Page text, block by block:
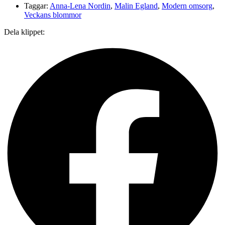
Taggar: Anna-Lena Nordin, Malin Egland, Modern omsorg,
Veckans blommor
Dela klippet: